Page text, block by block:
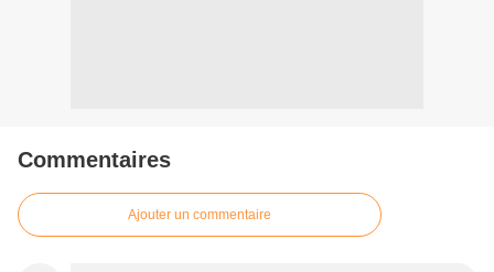
Commentaires
Ajouter un commentaire